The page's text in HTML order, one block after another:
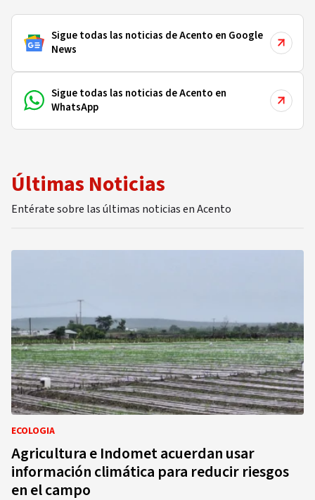
Sigue todas las noticias de Acento en Google
News
Sigue todas las noticias de Acento en
WhatsApp